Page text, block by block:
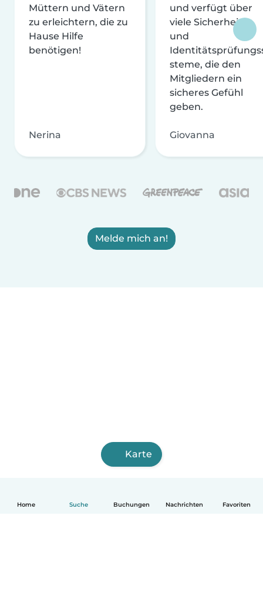
Home Suche Buchungen Nachrichten Favoriten
Müttern und Vätern
zu erleichtern, die zu
Hause Hilfe
benötigen!
Nerina
und verfügt über
viele Sicherheits-
und
steme, die den
Mitgliedern ein
sicheres Gefühl
geben.
Giovanna
Melde mich an!
Karte